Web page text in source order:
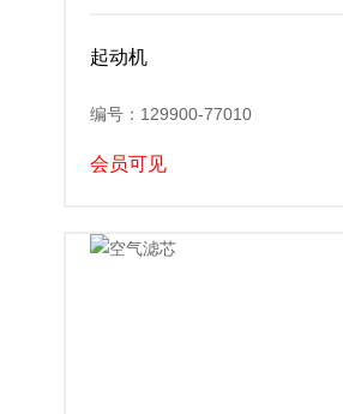
起动机
编号：129900-77010
会员可见